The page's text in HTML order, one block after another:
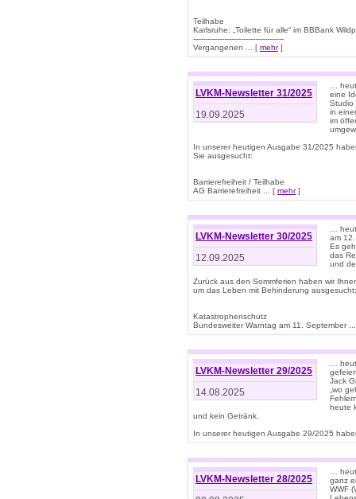
Teilhabe
Karlsruhe: „Toilette für alle“ im BBBank
--------------------------------------
Vergangenen ... [ mehr]
LVKM-Newsletter 31/2025
19.09.2025
…
eine
Studio
in
im
In unserer heutigen Ausgabe 31/2025
Sie ausgesucht:
Barrierefreiheit / Teilhabe
AG Barrierefreiheit ... [ mehr]
LVKM-Newsletter 30/2025
12.09.2025
…
am
Es
das
und
Zurück aus den Sommferien haben wir
um das Leben mit Behinderung ausgesucht:
Katastrophenschutz
Bundesweiter Warntag am 11. September
LVKM-Newsletter 29/2025
14.08.2025
…
Jack
„wo
heute
und kein Getränk.
In unserer heutigen Ausgabe 29/2025
LVKM-Newsletter 28/2025
…
ganz
WWF